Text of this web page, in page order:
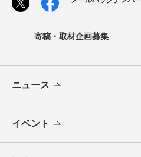
寄稿・取材企画募集
ニュース
イベント